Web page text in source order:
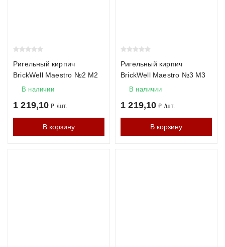
Ригельный кирпич
BrickWell Maestro №2 М2
В наличии
1 219,10 ₽ /шт.
В корзину
Ригельный кирпич
BrickWell Maestro №3 М3
В наличии
1 219,10 ₽ /шт.
В корзину